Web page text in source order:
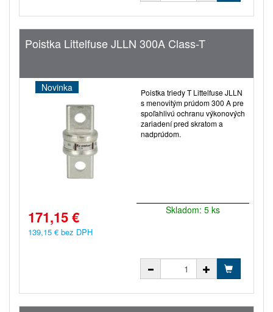
Poistka Littelfuse JLLN 300A Class-T
Novinka
Poistka triedy T Littelfuse JLLN
s menovitým prúdom 300 A pre
spoľahlivú ochranu výkonových
zariadení pred skratom a
nadprúdom.
171,15 €
139,15 € bez DPH
Skladom: 5 ks